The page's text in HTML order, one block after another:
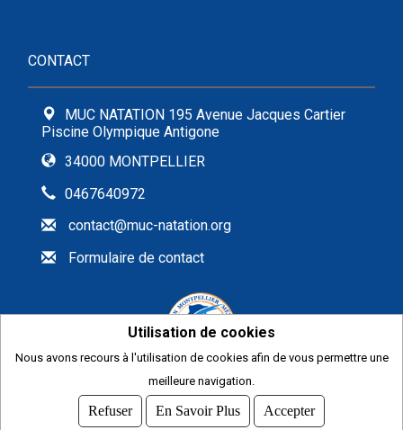
CONTACT
MUC NATATION 195 Avenue Jacques Cartier
Piscine Olympique Antigone
34000 MONTPELLIER
0467640972
contact@muc-natation.org
Formulaire de contact
2026
© COMITI -CGVU
OPTIMISÉ POUR CHROME ET FIREFOX
Utilisation de cookies
Nous avons recours à l'utilisation de cookies afin de vous permettre une
meilleure navigation.
Refuser En Savoir Plus Accepter